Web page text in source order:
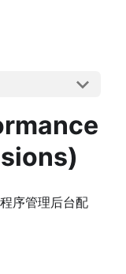
序管理后台配